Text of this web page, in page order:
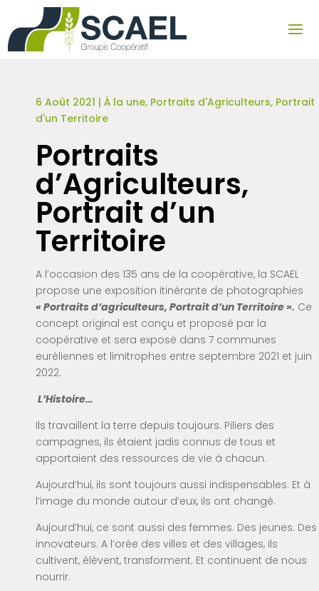
6 Août 2021 | À la une, Portraits d'Agriculteurs, Portrait
d'un Territoire
Portraits
d’Agriculteurs,
Portrait d’un
Territoire
A l’occasion des 135 ans de la coopérative, la SCAEL
propose une exposition itinérante de photographies
« Portraits d’agriculteurs, Portrait d’un Territoire ». Ce
concept original est conçu et proposé par la
coopérative et sera exposé dans 7 communes
euréliennes et limitrophes entre septembre 2021 et juin
2022.
L’Histoire…
Ils travaillent la terre depuis toujours. Piliers des
campagnes, ils étaient jadis connus de tous et
apportaient des ressources de vie à chacun.
Aujourd’hui, ils sont toujours aussi indispensables. Et à
l’image du monde autour d’eux, ils ont changé.
Aujourd’hui, ce sont aussi des femmes. Des jeunes. Des
innovateurs. A l’orée des villes et des villages, ils
cultivent, élèvent, transforment. Et continuent de nous
nourrir.